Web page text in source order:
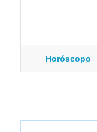
Horóscopo